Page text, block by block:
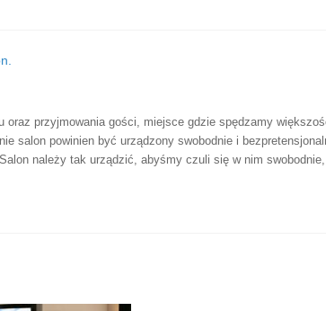
oraz przyjmowania gości, miejsce gdzie spędzamy
salon powinien być urządzony swobodnie i
należy tak urządzić, abyśmy czuli się w nim